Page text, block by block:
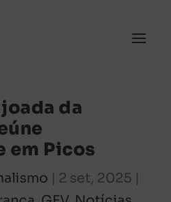
da
em Picos
| 2 set, 2025 |